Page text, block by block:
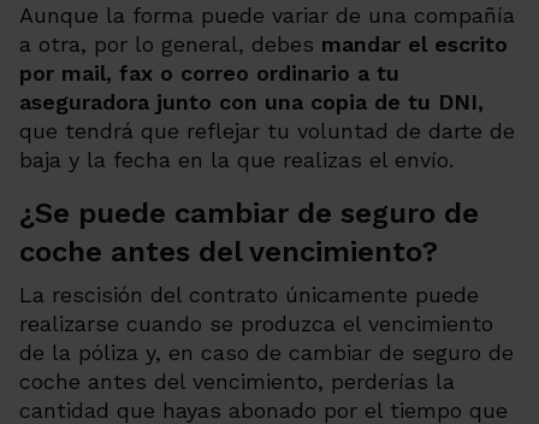
Aunque la forma puede variar de una compañía
a otra, por lo general, debes mandar el escrito
por mail, fax o correo ordinario a tu
aseguradora junto con una copia de tu DNI,
que tendrá que reflejar tu voluntad de darte de
baja y la fecha en la que realizas el envío.
¿Se puede cambiar de seguro de
coche antes del vencimiento?
La rescisión del contrato únicamente puede
realizarse cuando se produzca el vencimiento
de la póliza y, en caso de cambiar de seguro de
coche antes del vencimiento, perderías la
cantidad que hayas abonado por el tiempo que